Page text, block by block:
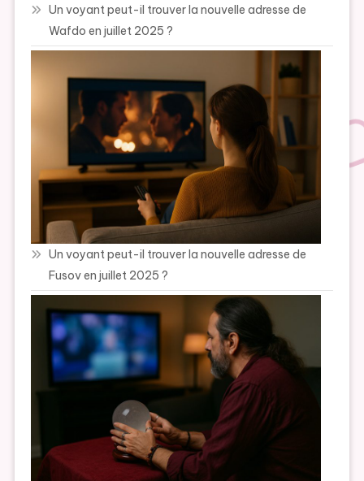
Un voyant peut-il trouver la nouvelle adresse de
Wafdo en juillet 2025 ?
Un voyant peut-il trouver la nouvelle adresse de
Fusov en juillet 2025 ?